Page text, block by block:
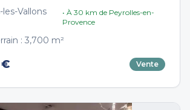
Vallons
• À30 km de Peyrolles-en-
Provence
: 3,700 m²
€ Vente